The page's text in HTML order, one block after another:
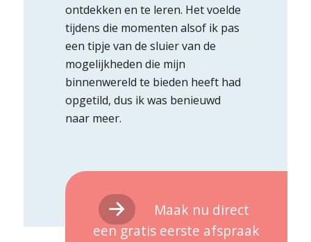
ontdekken en te leren. Het voelde
tijdens die momenten alsof ik pas
een tipje van de sluier van de
mogelijkheden die mijn
binnenwereld te bieden heeft had
opgetild, dus ik was benieuwd
naar meer.
Maak nu direct
een gratis eerste afspraak